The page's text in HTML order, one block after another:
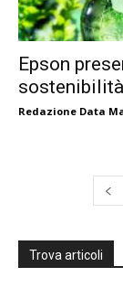
Epson
sostenibilità
Redazione Data
Trova articoli